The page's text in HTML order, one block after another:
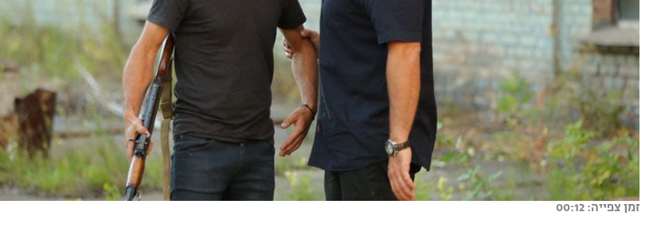
זמן צפייה: 00:12